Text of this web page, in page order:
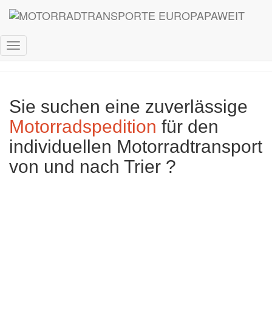
Navigation
Motorradtransport Trier
Sie suchen eine zuverlässige
Motorradspedition für den
individuellen Motorradtransport
von und nach Trier ?